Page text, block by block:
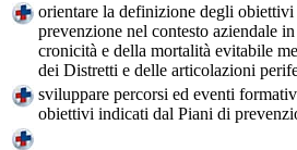
orientare la definizione degli
prevenzione nel contesto aziendale
cronicità e della mortalità evitabile
dei Distretti e delle articolazioni
sviluppare percorsi ed eventi
obiettivi indicati dal Piani di